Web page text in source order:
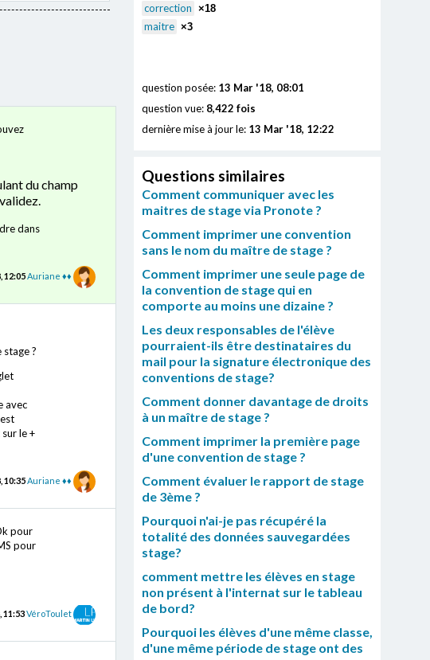
du champ
dans
12:05Auriane ♦♦
?
avec
le +
10:35Auriane ♦♦
pour
pour
11:53VéroToulet
correction ×18
maitre ×3
question posée: 13 Mar '18, 08:01
question vue: 8,422 fois
dernière mise à jour le: 13 Mar '18, 12:22
Questions similaires
Comment communiquer avec les
maitres de stage via Pronote ?
Comment imprimer une convention
sans le nom du maître de stage ?
Comment imprimer une seule page de
la convention de stage qui en
comporte au moins une dizaine ?
Les deux responsables de l'élève
pourraient-ils être destinataires du
mail pour la signature électronique des
conventions de stage?
Comment donner davantage de droits
à un maître de stage ?
Comment imprimer la première page
d'une convention de stage ?
Comment évaluer le rapport de stage
de 3ème ?
Pourquoi n'ai-je pas récupéré la
totalité des données sauvegardées
stage?
comment mettre les élèves en stage
non présent à l'internat sur le tableau
de bord?
Pourquoi les élèves d'une même classe,
d'une même période de stage ont des